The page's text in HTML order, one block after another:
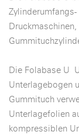
Die Folabase U
Unterlagebogen
Gummituch
Unterlagefolien
kompressiblen